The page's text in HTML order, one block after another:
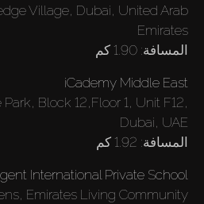
Village, Dubai, United Arab
Emirates
المسافة: 1.90 كم
iCademy Middle East
Block 12,Floor 1, Unit F12,
Dubai, UAE
المسافة: 1.92 كم
International Private School
Emirates Living Community